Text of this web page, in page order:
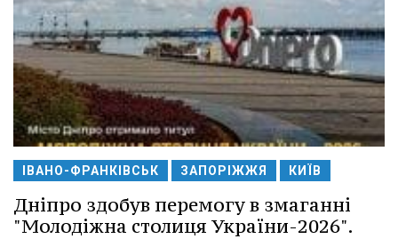
ІВАНО-ФРАНКІВСЬК ЗАПОРІЖЖЯ КИЇВ
Дніпро здобув перемогу в змаганні
"Молодіжна столиця України-2026".